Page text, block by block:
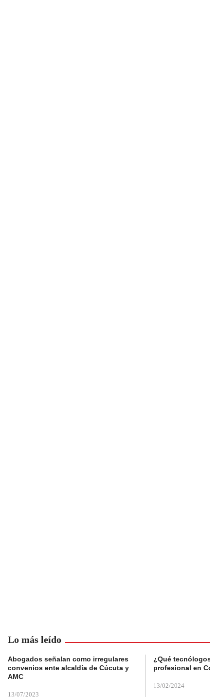
Lo más leído
Abogados señalan como irregulares
convenios ente alcaldía de Cúcuta y
AMC
13/07/2023
¿Qué tecnólogos
profesional en
13/02/2024